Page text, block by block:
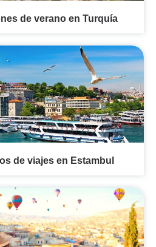
de verano en Turquía
de viajes en Estambul